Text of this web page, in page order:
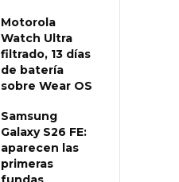
Motorola
Watch Ultra
filtrado, 13 días
de batería
sobre Wear OS
Samsung
Galaxy S26 FE:
aparecen las
primeras